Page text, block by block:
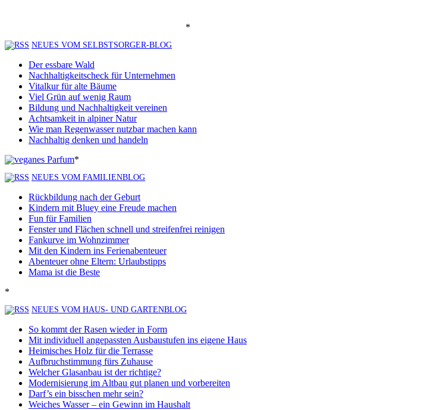
*
NEUES VOM SELBSTSORGER-BLOG
Der essbare Wald
Nachhaltigkeitscheck für Unternehmen
Vitalkur für alte Bäume
Viel Grün auf wenig Raum
Bildung und Nachhaltigkeit vereinen
Achtsamkeit in alpiner Natur
Wie man Regenwasser nutzbar machen kann
Nachhaltig denken und handeln
*
NEUES VOM FAMILIENBLOG
Rückbildung nach der Geburt
Kindern mit Bluey eine Freude machen
Fun für Familien
Fenster und Flächen schnell und streifenfrei reinigen
Fankurve im Wohnzimmer
Mit den Kindern ins Ferienabenteuer
Abenteuer ohne Eltern: Urlaubstipps
Mama ist die Beste
*
NEUES VOM HAUS- UND GARTENBLOG
So kommt der Rasen wieder in Form
Mit individuell angepassten Ausbaustufen ins eigene Haus
Heimisches Holz für die Terrasse
Aufbruchstimmung fürs Zuhause
Welcher Glasanbau ist der richtige?
Modernisierung im Altbau gut planen und vorbereiten
Darf’s ein bisschen mehr sein?
Weiches Wasser – ein Gewinn im Haushalt